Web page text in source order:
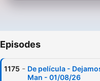
Episodes
1175 - De película -
Man - 01/08/26